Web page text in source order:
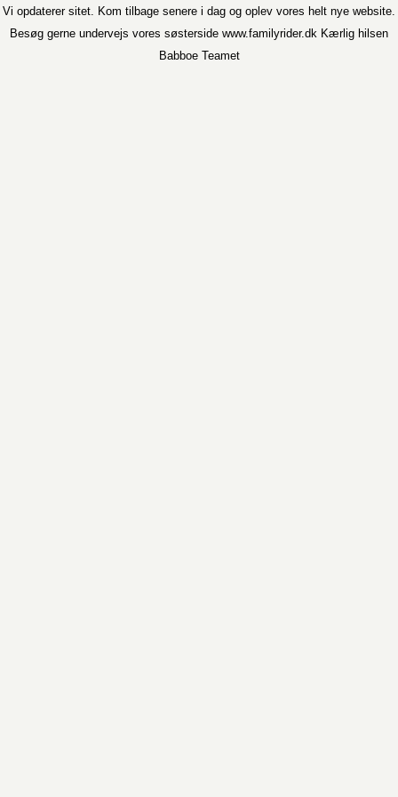
Vi opdaterer sitet. Kom tilbage senere i dag og oplev vores helt nye website.
Besøg gerne undervejs vores søsterside www.familyrider.dk Kærlig hilsen
Babboe Teamet